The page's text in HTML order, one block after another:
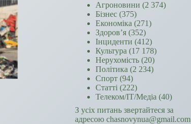
Агроновини (2 374)
Бізнес (375)
Економіка (271)
Здоров’я (352)
Інциденти (412)
Культура (17 178)
Нерухомість (20)
Політика (2 234)
Спорт (94)
Статті (222)
Телеком/ІТ/Медіа (40)
З усіх питань звертайтеся за
адресою chasnovynua@gmail.com